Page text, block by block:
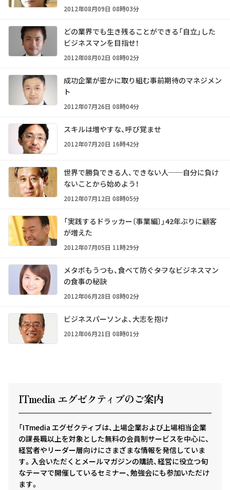
2012年08月09日 08時03分
どの業界でも生き残ることができる「自立」した
ビジネスマンを目指せ！
2012年08月02日 08時02分
成功企業が密かに取り組む事前期待のマネジメン
ト
2012年07月26日 08時04分
スキルは増やすな、呼び覚ませ
2012年07月20日 16時42分
世界で勝負できる人、できない人──自分に負け
ないことから始めよう！
2012年07月12日 08時05分
「実践するドラッカー〔事業編〕」――42年ぶりに顧客
が増えた
2012年07月05日 11時29分
メタボもうつも、食べて防ぐ――タフなビジネスマン
の食事の秘訣
2012年06月28日 08時02分
ビジネスパーソンよ、大志を抱け
2012年06月21日 08時01分
ITmedia エグゼクティ ブのご案内
「ITmedia エグゼクティブは、上場企業および上場相当企業
の課長職以上を対象とした無料の会員制サービスを中心に、
経営者やリーダー層向けにさまざまな情報を発信していま
す。入会いただくとメールマガジンの購読、経営に役立つ旬
なテーマで開催しているセミナー、勉強会にも参加いただけ
ます。